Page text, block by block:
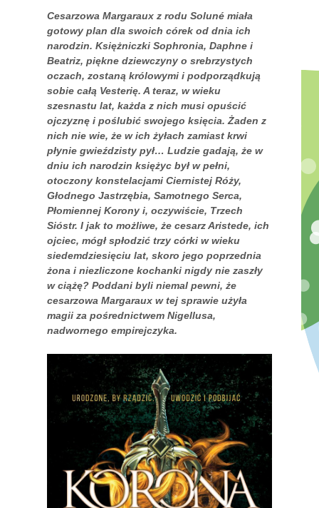
Cesarzowa Margaraux z rodu Soluné miała
gotowy plan dla swoich córek od dnia ich
narodzin. Księżniczki Sophronia, Daphne i
Beatriz, piękne dziewczyny o srebrzystych
oczach, zostaną królowymi i podporządkują
sobie całą Vesterię. A teraz, w wieku
szesnastu lat, każda z nich musi opuścić
ojczyznę i poślubić swojego księcia. Żaden z
nich nie wie, że w ich żyłach zamiast krwi
płynie gwieździsty pył… Ludzie gadają, że w
dniu ich narodzin księżyc był w pełni,
otoczony konstelacjami Ciernistej Róży,
Głodnego Jastrzębia, Samotnego Serca,
Płomiennej Korony i, oczywiście, Trzech
Sióstr. I jak to możliwe, że cesarz Aristede, ich
ojciec, mógł spłodzić trzy córki w wieku
siedemdziesięciu lat, skoro jego poprzednia
żona i niezliczone kochanki nigdy nie zaszły
w ciążę? Poddani byli niemal pewni, że
cesarzowa Margaraux w tej sprawie użyła
magii za pośrednictwem Nigellusa,
nadwornego empirejczyka.